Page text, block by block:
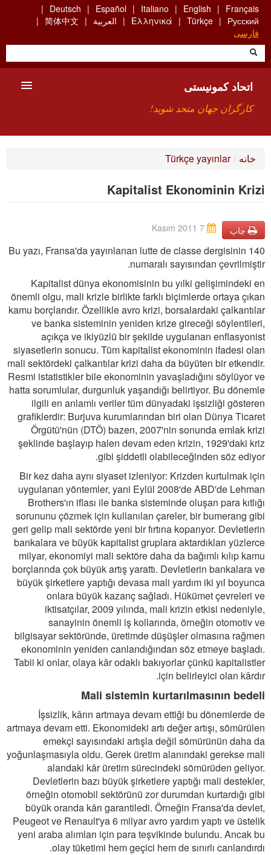
Skip
main
content
Français
English
Italiano
Español
Deutsch
Русский
Türkçe
Ελληνικά العربية
简体中文
فارسی
اتحاد کمونیستی
کارگران جهان متحد شوید!
ارتباط
خانه /
Türkçe yayınlar
Kapitalist Ekonominin Krizi
چاپ
Bu yazı, Fransa'da yayınlanan lutte de classe dergisinin 140
numaralı sayısından çevrilmiştir.
Kapitalist dünya ekonomisinin bu yılki gelişimindeki en
önemli olgu, mali krizle birlikte farklı biçimlerde ortaya çıkan
kamu borçlarıdır. Özellikle avro krizi, borsalardaki çalkantılar
ve banka sisteminin yeniden krize gireceği söylentileri,
açıkça ve ikiyüzlü bir şekilde uygulanan enflasyonist
siyasetlerin sonucu. Tüm kapitalist ekonominin ifadesi olan
mali sektördeki çalkantılar krizi daha da büyüten bir etkendir.
Resmi istatistikler bile ekonominin yavaşladığını söylüyor ve
hatta sorumlular, durgunluk yaşandığı belirtiyor. Bu dönemle
ilgili en anlamlı veriler tüm dünyadaki işsizliği gösteren
grafiklerdir: Burjuva kurumlarından biri olan Dünya Ticaret
Örgütü'nün (DTÖ) bazen, 2007'nin sonunda emlak krizi
şeklinde başlayıp halen devam eden krizin, 1929'daki kriz
gibi şiddetli olabileceğinden söz ediyor.
Bir kez daha aynı siyaset izleniyor: Krizden kurtulmak için
uygulanan yöntemler, yani Eylül 2008'de ABD'de Lehman
Brothers'ın iflası ile banka sisteminde oluşan para kıtlığı
sorununu çözmek için kullanılan çareler, bir bumerang gibi
geri gelip mali sektörde yeni bir fırtına koparıyor. Devletlerin
bankalara ve büyük kapitalist gruplara aktardıkları yüzlerce
milyar, ekonomiyi mali sektöre daha da bağımlı kılıp kamu
borçlarında çok büyük artış yarattı. Devletlerin bankalara ve
büyük şirketlere yaptığı devasa mali yardım iki yıl boyunca
onlara büyük kazanç sağladı. Hükümet çevreleri ve
iktisatçılar, 2009 yılında, mali krizin etkisi nedeniyle,
sanayinin önemli iş kollarında, örneğin otomotiv ve
bilgisayar sektöründe, üretimde düşüşler olmasına rağmen
ekonominin yeniden canlandığından söz etmeye başladı.
Tabii ki onlar, olaya kâr odaklı bakıyorlar çünkü kapitalistler
için belirleyici olan kârdır.
Mali sistemin kurtarılmasının bedeli
İşsizlik, kârın artmaya devam ettiği bu dönemlerde de
artmaya devam etti. Ekonomideki artı değer artışı, sömürülen
emekçi sayısındaki artışla değil sömürünün daha da
yoğunlaşmasıyla oldu. Gerek üretim alanındaki gerekse mali
alandaki kâr üretim sürecindeki sömürüden geliyor.
Devletlerin bazı büyük şirketlere yaptığı mali destekler,
örneğin otomobil sektörünü zor durumdan kurtardığı gibi
büyük oranda kârı garantiledi. Örneğin Fransa'da devlet,
Peugeot ve Renault'ya 6 milyar avro yardım yaptı ve üstelik
yeni araba alımları için para teşvikinde bulundu. Ancak bu
olay tüketimi hem geçici hem de sınırlı canlandırdı.